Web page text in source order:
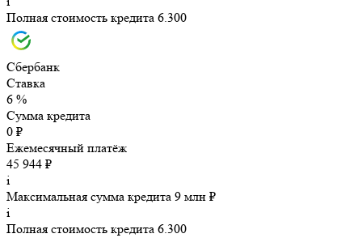
Полная стоимость кредита 6.300
Сбербанк
Ставка
6 %
Сумма кредита
0 ₽
Ежемесячный платёж
45 944 ₽
i
Максимальная сумма кредита 9 млн ₽
i
Полная стоимость кредита 6.300